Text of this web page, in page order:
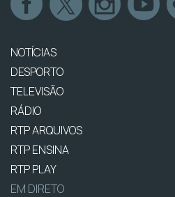
NOTÍCIAS
DESPORTO
TELEVISÃO
RÁDIO
RTP ARQUIVOS
RTP ENSINA
RTP PLAY
EM DIRETO